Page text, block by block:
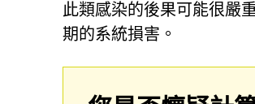
此類感染的後果可能很嚴
期的系統損害。